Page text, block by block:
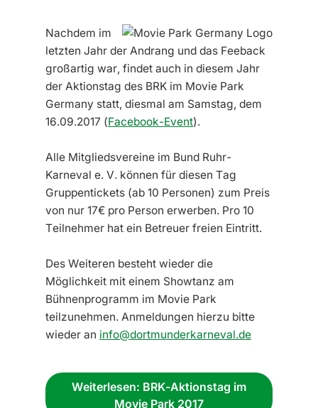
Nachdem im
letzten Jahr der Andrang und das Feeback
großartig war, findet auch in diesem Jahr
der Aktionstag des BRK im Movie Park
Germany statt, diesmal am Samstag, dem
16.09.2017 (Facebook-Event).
Alle Mitgliedsvereine im Bund Ruhr-
Karneval e. V. können für diesen Tag
Gruppentickets (ab 10 Personen) zum Preis
von nur 17€ pro Person erwerben. Pro 10
Teilnehmer hat ein Betreuer freien Eintritt.
Des Weiteren besteht wieder die
Möglichkeit mit einem Showtanz am
Bühnenprogramm im Movie Park
teilzunehmen. Anmeldungen hierzu bitte
wieder an info@dortmunderkarneval.de
Weiterlesen: BRK-Aktionstag im
Movie Park 2017